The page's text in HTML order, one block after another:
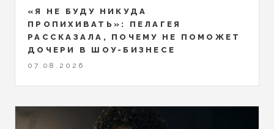
«Я НЕ БУДУ НИКУДА
ПРОПИХИВАТЬ»: ПЕЛАГЕЯ
РАССКАЗАЛА, ПОЧЕМУ НЕ ПОМОЖЕТ
ДОЧЕРИ В ШОУ-БИЗНЕСЕ
07.08.2026